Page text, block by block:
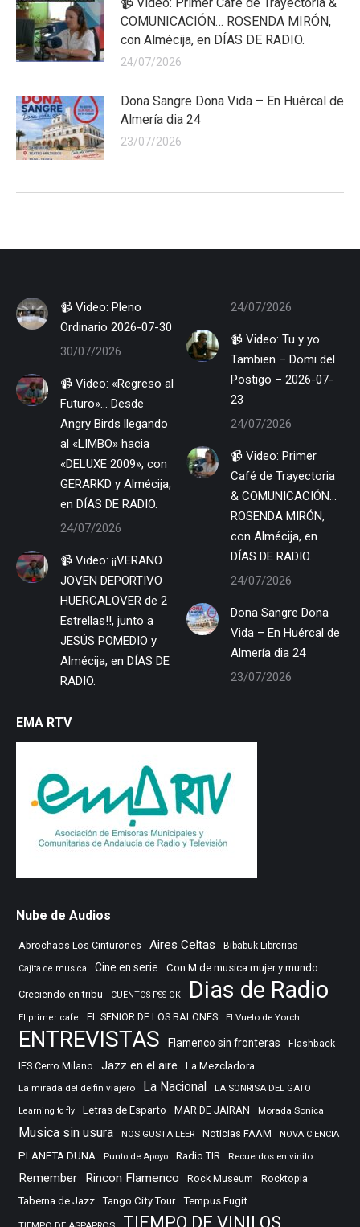
COMUNICACIÓN… ROSENDA MIRÓN,
con Almécija, en DÍAS DE RADIO.
24/07/2026
Dona Sangre Dona Vida – En Huércal de
Almería dia 24
23/07/2026
📹 Video: Pleno
Ordinario 2026-07-30
30/07/2026
📹 Video: «Regreso al
Futuro»… Desde
Angry Birds llegando
al «LIMBO» hacia
«DELUXE 2009», con
GERARKD y Almécija,
en DÍAS DE RADIO.
24/07/2026
📹 Video: ¡¡VERANO
JOVEN DEPORTIVO
HUERCALOVER de 2
Estrellas!!, junto a
JESÚS POMEDIO y
Almécija, en DÍAS DE
RADIO.
24/07/2026
📹 Video: Tu y yo
Tambien – Domi del
Postigo – 2026-07-
23
24/07/2026
📹 Video: Primer
Café de Trayectoria
& COMUNICACIÓN…
ROSENDA MIRÓN,
con Almécija, en
DÍAS DE RADIO.
24/07/2026
Dona Sangre Dona
Vida – En Huércal de
Almería dia 24
23/07/2026
EMA RTV
Nube de Audios
Abrochaos Los Cinturones Aires Celtas Bibabuk Librerias
Cajita de musica Cine en serie Con M de musica mujer y mundo
Creciendo en tribu CUENTOS PSS OK Dias de Radio
El primer cafe EL SENIOR DE LOS BALONES El Vuelo de Yorch
ENTREVISTAS Flamenco sin fronteras Flashback
IES Cerro Milano Jazz en el aire La Mezcladora
La mirada del delfin viajero La Nacional LA SONRISA DEL GATO
Learning to fly Letras de Esparto MAR DE JAIRAN Morada Sonica
Musica sin usura NOS GUSTA LEER Noticias FAAM NOVA CIENCIA
PLANETA DUNA Punto de Apoyo Radio TIR Recuerdos en vinilo
Remember Rincon Flamenco Rock Museum
Rocktopia
Taberna de Jazz
Tango City Tour Tempus Fugit
TIEMPO DE VINILOS